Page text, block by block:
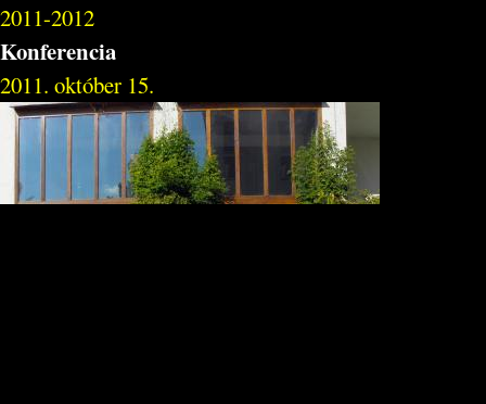
2011-2012
Konferencia
2011. október 15.